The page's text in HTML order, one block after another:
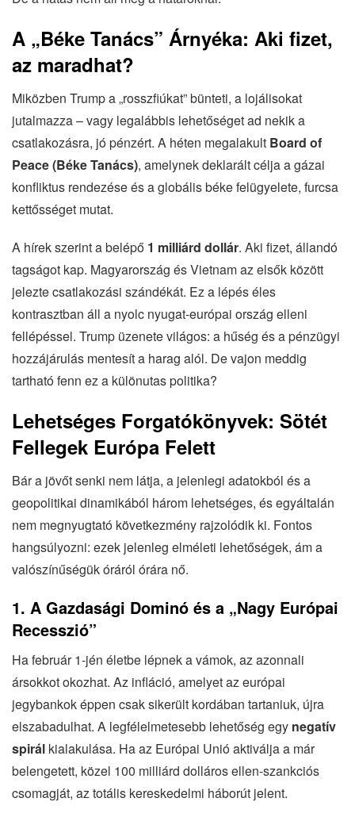
A „Béke Tanács” Árnyéka: Aki fizet,
az maradhat?
Miközben Trump a „rosszfiúkat” bünteti, a lojálisokat
jutalmazza – vagy legalábbis lehetőséget ad nekik a
csatlakozásra, jó pénzért. A héten megalakult Board of
Peace (Béke Tanács), amelynek deklarált célja a gázai
konfliktus rendezése és a globális béke felügyelete, furcsa
kettősséget mutat.
A hírek szerint a belépő 1 milliárd dollár. Aki fizet, állandó
tagságot kap. Magyarország és Vietnam az elsők között
jelezte csatlakozási szándékát. Ez a lépés éles
kontrasztban áll a nyolc nyugat-európai ország elleni
fellépéssel. Trump üzenete világos: a hűség és a pénzügyi
hozzájárulás mentesít a harag alól. De vajon meddig
tartható fenn ez a különutas politika?
Lehetséges Forgatókönyvek: Sötét
Fellegek Európa Felett
Bár a jövőt senki nem látja, a jelenlegi adatokból és a
geopolitikai dinamikából három lehetséges, és egyáltalán
nem megnyugtató következmény rajzolódik ki. Fontos
hangsúlyozni: ezek jelenleg elméleti lehetőségek, ám a
valószínűségük óráról órára nő.
1. A Gazdasági Dominó és a „Nagy Európai
Recesszió”
Ha február 1-jén életbe lépnek a vámok, az azonnali
ársokkot okozhat. Az infláció, amelyet az európai
jegybankok éppen csak sikerült kordában tartaniuk, újra
elszabadulhat. A legfélelmetesebb lehetőség egy negatív
spirál kialakulása. Ha az Európai Unió aktiválja a már
belengetett, közel 100 milliárd dolláros ellen-szankciós
csomagját, az totális kereskedelmi háborút jelent.